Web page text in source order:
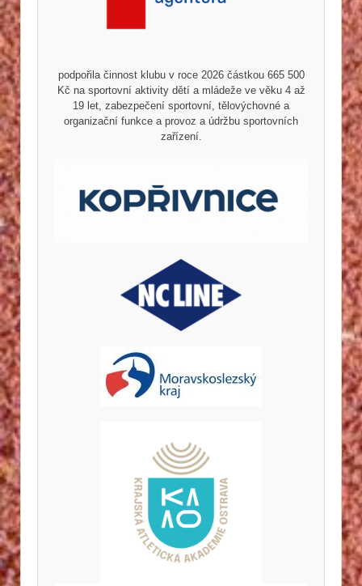
podpořila činnost klubu v roce 2026 částkou 665 500
Kč na sportovní aktivity dětí a mládeže ve věku 4 až
19 let, zabezpečení sportovní, tělovýchovné a
organizační funkce a provoz a údržbu sportovních
zařízení.